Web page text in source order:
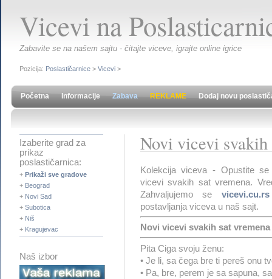
Vicevi na
Zabavite se na našem sajtu - čitajte viceve, igrajte online igrice
Pozicija: Poslastičarnice > Vicevi >
Početna Informacije Zabava REKLAME Dodaj novu
Izaberite grad za
prikaz
poslastičarnica:
+ Prikaži sve gradove
+ Beograd
+ Novi Sad
+ Subotica
+ Niš
+ Kragujevac
Naš izbor
Novi vicevi svakih
Kolekcija viceva - Opustite
vicevi svakih sat vremena.
Zahvaljujemo se vicevi.cu.rs
postavljanja viceva u naš sajt.
Novi vicevi svakih sat
Pita Ciga svoju ženu:
• Je li, sa čega bre ti pereš onu
• Pa, bre, perem je sa sapuna,